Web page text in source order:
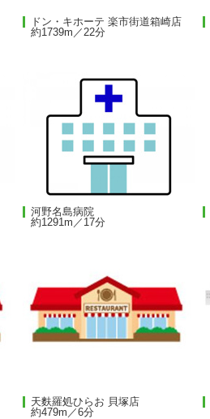
ドン・キホーテ 楽市街道箱崎店
約1739m／22分
河野名島病院
約1291m／17分
天麩羅処ひらお 貝塚店
約479m／6分